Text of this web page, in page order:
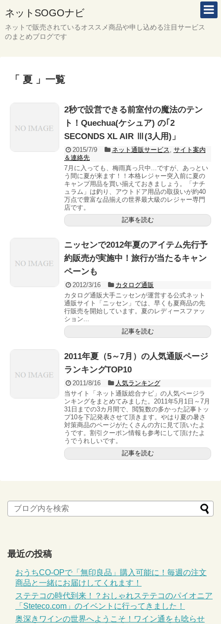
ネットSOGOナビ
ネットで販売されているオススメ商品や申し込める注目サービス
のまとめブログです
「 夏 」一覧
2秒で設営できる前室付の魔法のテン
ト！Quechua(ケシュア) の｢2
SECONDS XL AIR Ⅲ(3人用)」
2015/7/9 ネット通販サービス
サイト案内
＆連絡先
7月に入っても、梅雨真っ只中...ですが、あっとい
う間に夏が来ます！！本格レジャー突入前に夏の
キャンプ用品を買い揃えておきましょう。「ナチ
ュラム」は釣り、アウトドア用品の取扱いが約40
万点で豊富な品揃えの世界最大級のレジャー専門
店です。
記事を読む
ニッセンで2012年夏のアイテム先行予
約販売が実施中！旅行が当たるキャン
ペーンも
2012/3/16
カタログ通販
カタログ通販大手ニッセンが運営する公式ネット
通販サイト「ニッセン」では、早くも夏商品の先
行販売を開始しています。夏のレディースファッ
ション...
記事を読む
2011年夏（5～7月）の人気通販ページ
ランキングTOP10
2011/8/16
人気ランキング
当サイト「ネット通販総合ナビ」の人気ページラ
ンキングをまとめてみました。2011年5月1日～7月
31日までの3カ月間で、閲覧数の多かった記事トッ
プ10を下記発表させて頂きます。やはり夏の暑さ
対策商品のページがたくさんの方に見て頂いたよ
うです。割引クーポン情報も参考にして頂けたよ
うでうれしいです。
記事を読む
最近の投稿
おうちCO-OPで「無印良品」購入可能に！毎週の注文
商品と一緒にお届けしてくれます！
ステテコの時代到来！？おしゃれステテコのパイオニア
「Steteco.com」のイベントに行ってきました！
奥深きワインの世界へようこそ！ワイン通をも唸らせ